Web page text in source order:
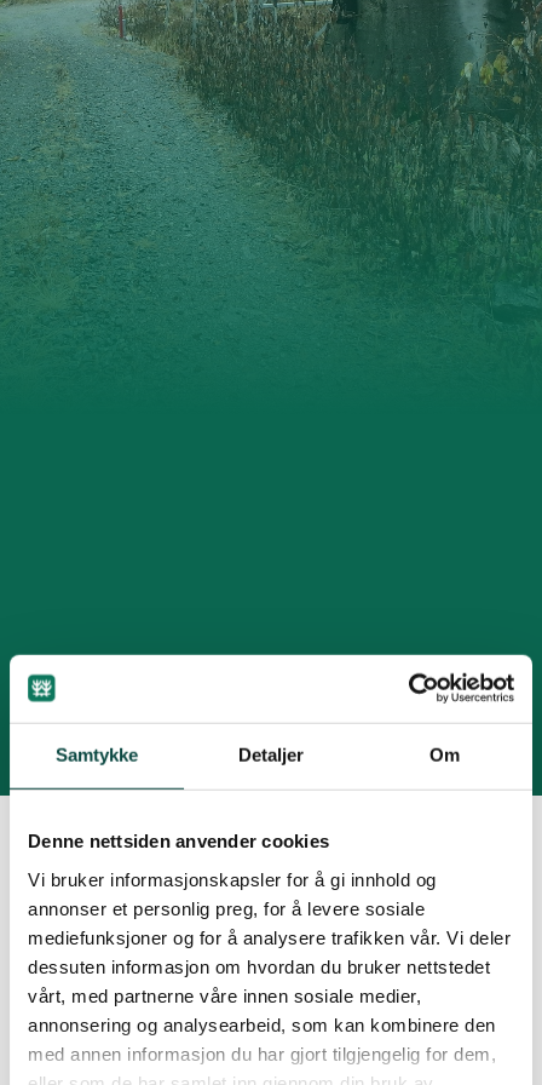
Samtykke Detaljer Om
Denne nettsiden anvender cookies
Vi bruker informasjonskapsler for å gi innhold og
annonser et personlig preg, for å levere sosiale
mediefunksjoner og for å analysere trafikken vår. Vi deler
dessuten informasjon om hvordan du bruker nettstedet
vårt, med partnerne våre innen sosiale medier,
annonsering og analysearbeid, som kan kombinere den
med annen informasjon du har gjort tilgjengelig for dem,
Ørsta og Volda
Rauma
Tingvoll